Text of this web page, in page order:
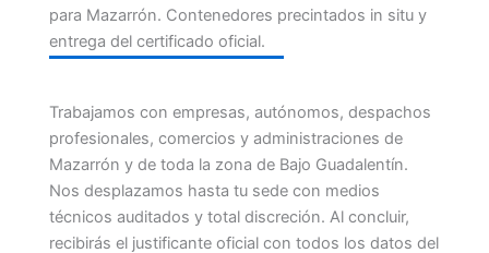
para Mazarrón. Contenedores precintados in situ y
entrega del certificado oficial.
Trabajamos con empresas, autónomos, despachos
profesionales, comercios y administraciones de
Mazarrón y de toda la zona de Bajo Guadalentín.
Nos desplazamos hasta tu sede con medios
técnicos auditados y total discreción. Al concluir,
recibirás el justificante oficial con todos los datos del